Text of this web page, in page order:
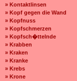
» Kontaktlinsen
» Kopf gegen die Wand
» Kopfnuss
» Kopfschmerzen
» Kopfsch�ttelnde
» Krabben
» Kraken
» Kranke
» Krebs
» Krone